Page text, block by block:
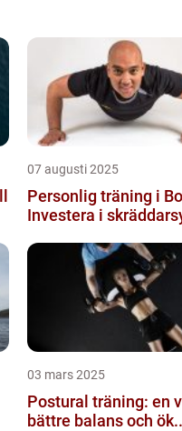
07 augusti 2025
Personlig träning i
Investera i
03 mars 2025
Postural träning: en
bättre balans och